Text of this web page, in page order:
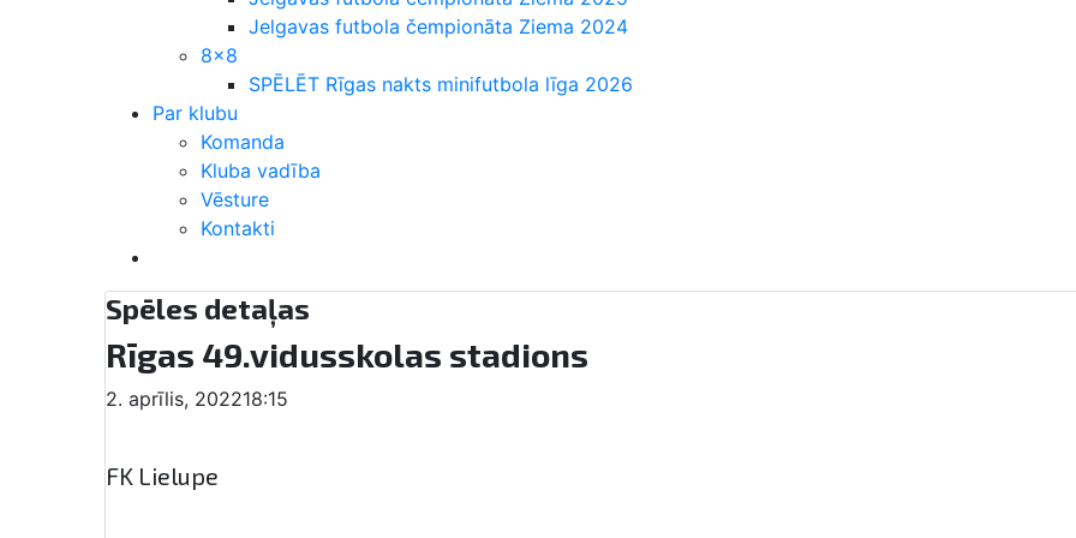
Jelgavas futbola čempionāta Ziema 2024
8×8
SPĒLĒT Rīgas nakts minifutbola līga 2026
Par klubu
Komanda
Kluba vadība
Vēsture
Kontakti
Spēles detaļas
Rīgas 49.vidusskolas stadions
2. aprīlis, 202218:15
FK Lielupe